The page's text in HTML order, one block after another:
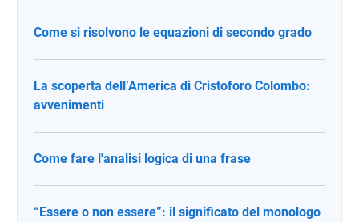
Come si risolvono le equazioni di secondo grado
La scoperta dell’America di Cristoforo Colombo:
avvenimenti
Come fare l'analisi logica di una frase
“Essere o non essere”: il significato del monologo